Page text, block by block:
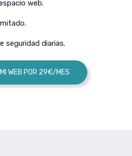
web.
seguridad diarias.
MI WEB POR 29€/MES